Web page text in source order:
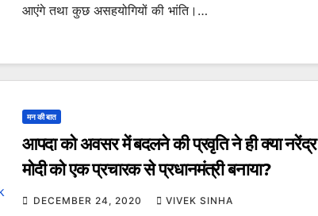
आएंगे तथा कुछ असहयोगियों की भांति।…
मन की बात
आपदा को अवसर में बदलने की प्रवृति ने ही क्या नरेंद्र
मोदी को एक प्रचारक से प्रधानमंत्री बनाया?
DECEMBER 24, 2020 VIVEK SINHA